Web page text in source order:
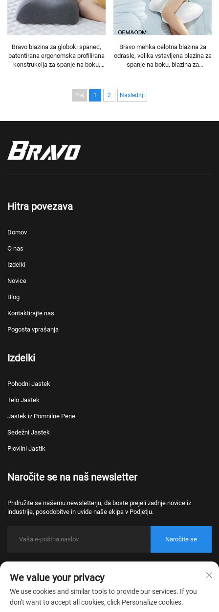
Bravo blazina za globoki spanec,
patentirana ergonomska profilirana
konstrukcija za spanje na boku,
spominske pene H8
Bravo mehka celotna blazina za
odrasle, velika vstavljena blazina za
spanje na boku, blazina za
Prej 1 2 Naslednji
Hitra povezava
Domov
O nas
Izdelki
Novice
Blog
Kontaktirajte nas
Pogosta vprašanja
Izdelki
Pohodni Jastek
Telo Jastek
Jastek iz Pomnilne Pene
Sedežni Jastek
Plovilni Jastik
Naročite se na naš newsletter
Pridružite se našemu newsletterju, da boste prejeli zadnje novice iz
industrije, posodobitve in uvide naše ekipa v Podjetju.
Naročite se
Vse pravice pridržane.
Pravilnik o zasebnosti
We value your privacy
We use cookies and similar tools to provide our services. If you
don't want to accept all cookies, click Personalize cookies.